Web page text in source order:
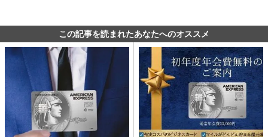
この記事を読まれたあなたへのオススメ